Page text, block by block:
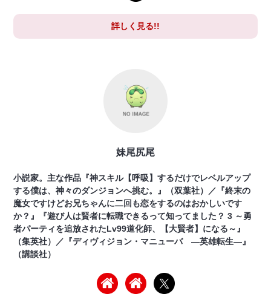
詳しく見る!!
妹尾尻尾
小説家。主な作品『神スキル【呼吸】するだけでレベルアップ
する僕は、神々のダンジョンへ挑む。』（双葉社）／『終末の
魔女ですけどお兄ちゃんに二回も恋をするのはおかしいです
か？』『遊び人は賢者に転職できるって知ってました？ 3 ～勇
者パーティを追放されたLv99道化師、【大賢者】になる～』
（集英社）／『ディヴィジョン・マニューバ ―英雄転生―』
（講談社）